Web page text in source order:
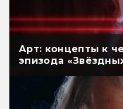
Арт: концепты к
эпизода